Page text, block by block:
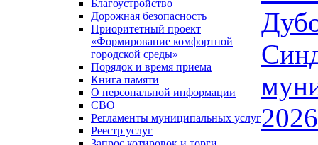
Благоустройство
Дорожная безопасность
Приоритетный проект
«Формирование комфортной
городской среды»
Порядок и время приема
Книга памяти
О персональной информации
СВО
Регламенты муниципальных услуг
Реестр услуг